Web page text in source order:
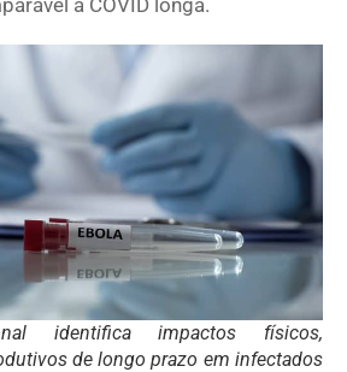
à COVID longa.
identifica impactos físicos,
de longo prazo em infectados